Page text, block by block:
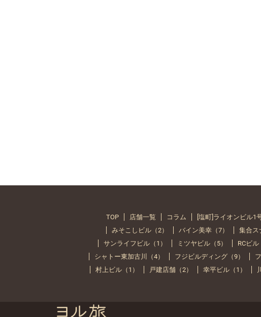
TOP 店舗一覧 コラム [塩町]ライオンビル1
みそこしビル（2）
バイン美幸（7） 集合ス
サンライフビル（1）
ミツヤビル（5） RCビル
シャトー東加古川（4）
フジビルディング（9）
村上ビル（1）
戸建店舗（2） 幸平ビル（1）